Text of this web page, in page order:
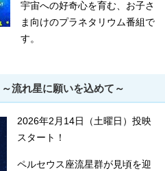
宇宙への好奇心を育む、お子さ
ま向けのプラネタリウム番組で
す。
流れ星に願いを込めて～
2026年2月14日（土曜日）投映
スタート！
ペルセウス座流星群が見頃を迎